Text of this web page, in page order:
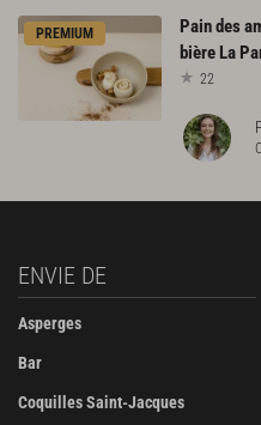
PREMIUM
Pain des
bière La
22
ENVIE DE
Asperges
Bar
Coquilles Saint-Jacques